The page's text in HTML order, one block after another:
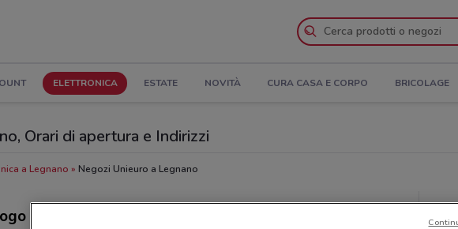
ELETTRONICA ESTATE NOVITÀ CURA CASA E CORPO BRICOLAGE
Orari di apertura e Indirizzi
a Legnano Negozi Unieuro a Legnano
Unieuro